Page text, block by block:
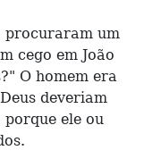
procuraram um
cego em João
O homem era
deveriam
porque ele ou